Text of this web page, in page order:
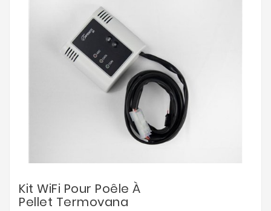
Kit WiFi Pour Poêle À
Pellet Termovana